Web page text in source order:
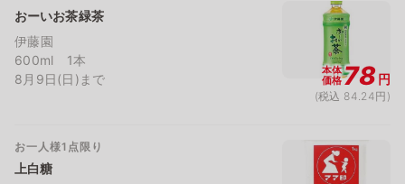
おーいお茶緑茶
伊藤園
600ml 1本
8月9日(日)まで
本体
価格78円
(税込 84.24円)
お一人様1点限り
上白糖